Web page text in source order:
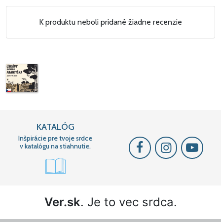
K produktu neboli pridané žiadne recenzie
KATALÓG
Inšpirácie pre tvoje srdce
v katalógu na stiahnutie.
Ver.sk. Je to vec srdca.